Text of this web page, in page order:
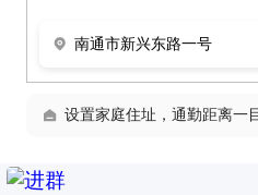
南通市新兴东路一号
设置家庭住址，通勤距离一